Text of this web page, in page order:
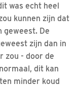
was echt heel
kunnen zijn dat
geweest. De
zijn dan in
zou - door de
dit kan
minder koud